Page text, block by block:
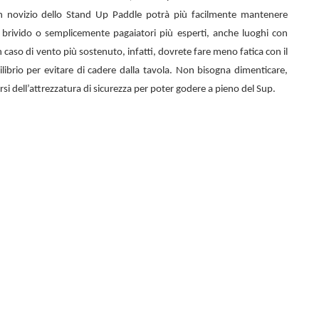
novizio delloStand Up Paddle potrà più facilmente mantenere
o semplicemente pagaiatori più esperti, anche luoghi con
di vento più sostenuto, infatti, dovrete fare meno fatica con il
per evitare di cadere dalla tavola. Non bisogna dimenticare,
dell’attrezzatura di sicurezza per poter godere a pieno del Sup.